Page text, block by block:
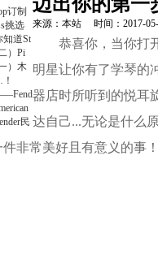
订制
挑选
知道St
）Pi
）木
民
来源：本站 时间：2017-
恭喜你，当你打开
明星让你有了学琴的
器店时所听到的悦耳
达自己...无论是什么
非常美好且有意义的事！